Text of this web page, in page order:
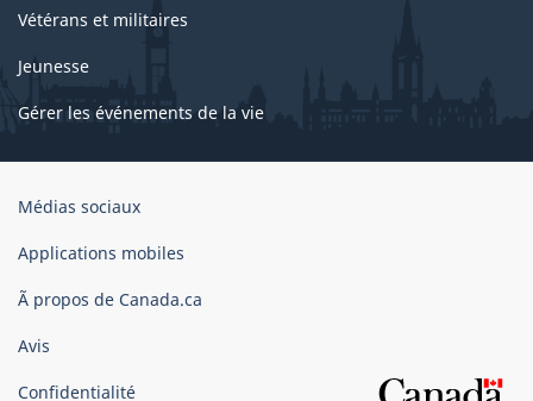
Vétérans et militaires
Jeunesse
Gérer les événements de la vie
Organisation
gouvernement
Canada
Médias sociaux
Applications mobiles
Ã propos de Canada.ca
Avis
Confidentialité